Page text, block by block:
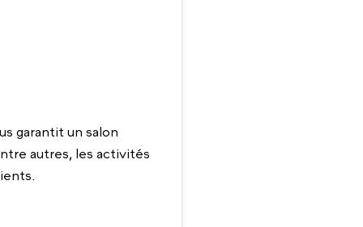
garantit un salon
autres, les activités